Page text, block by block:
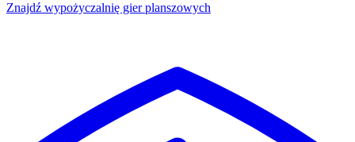
Znajdź wypożyczalnię gier planszowych